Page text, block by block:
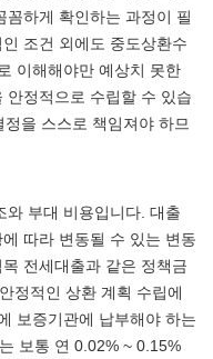
하게 확인하는 과정이 필
조건 외에도 중도상환수
이해해야만 예상치 못한
안정적으로 수립할 수 있습
을 스스로 책임져야 하므
와 부대 비용입니다. 대출
따라 변동될 수 있는 변동
전세대출과 같은 정책금
정적인 상환 계획 수립에
보증기관에 납부해야 하는
보통 연 0.02% ~ 0.15%